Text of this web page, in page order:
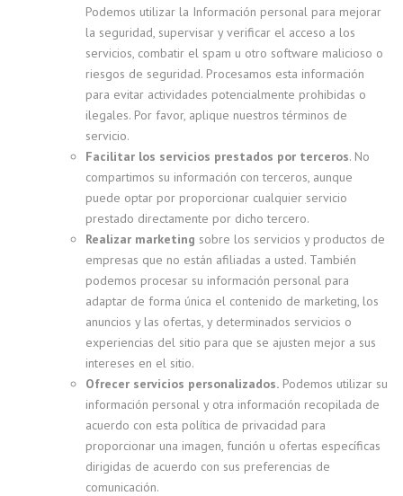
Podemos utilizar la Información personal para mejorar
la seguridad, supervisar y verificar el acceso a los
servicios, combatir el spam u otro software malicioso o
riesgos de seguridad. Procesamos esta información
para evitar actividades potencialmente prohibidas o
ilegales. Por favor, aplique nuestros términos de
servicio.
Facilitar los servicios prestados por terceros. No
compartimos su información con terceros, aunque
puede optar por proporcionar cualquier servicio
prestado directamente por dicho tercero.
Realizar marketing sobre los servicios y productos de
empresas que no están afiliadas a usted. También
podemos procesar su información personal para
adaptar de forma única el contenido de marketing, los
anuncios y las ofertas, y determinados servicios o
experiencias del sitio para que se ajusten mejor a sus
intereses en el sitio.
Ofrecer servicios personalizados. Podemos utilizar su
información personal y otra información recopilada de
acuerdo con esta política de privacidad para
proporcionar una imagen, función u ofertas específicas
dirigidas de acuerdo con sus preferencias de
comunicación.